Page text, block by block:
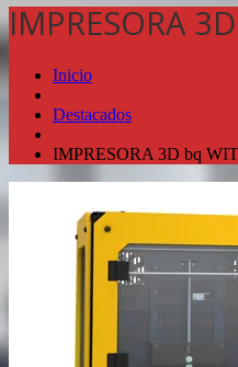
IMPRESORA
Inicio
Destacados
IMPRESORA 3D bq